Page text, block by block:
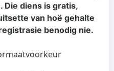
Die diens is gratis,
van hoë gehalte
benodig nie.